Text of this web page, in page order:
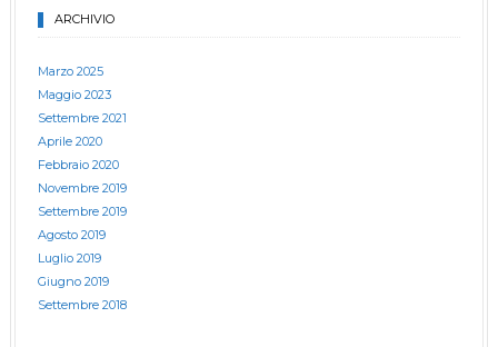
ARCHIVIO
Marzo 2025
Maggio 2023
Settembre 2021
Aprile 2020
Febbraio 2020
Novembre 2019
Settembre 2019
Agosto 2019
Luglio 2019
Giugno 2019
Settembre 2018